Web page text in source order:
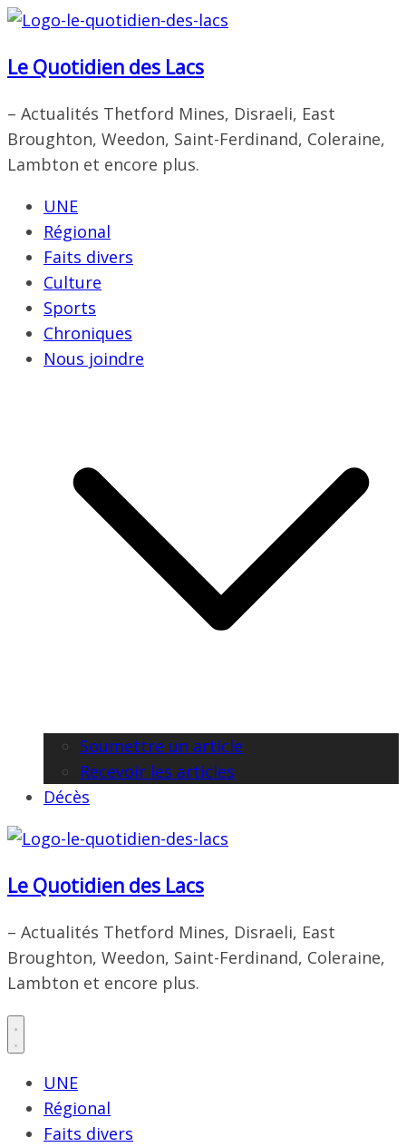
Passer
contenu
Le Quotidien des Lacs
– Actualités Thetford Mines, Disraeli, East
Broughton, Weedon, Saint-Ferdinand, Coleraine,
Lambton et encore plus.
UNE
Régional
Faits divers
Culture
Sports
Chroniques
Nous joindre
Soumettre un article
Recevoir les articles
Décès
Le Quotidien des Lacs
– Actualités Thetford Mines, Disraeli, East
Broughton, Weedon, Saint-Ferdinand, Coleraine,
Lambton et encore plus.
UNE
Régional
Faits divers